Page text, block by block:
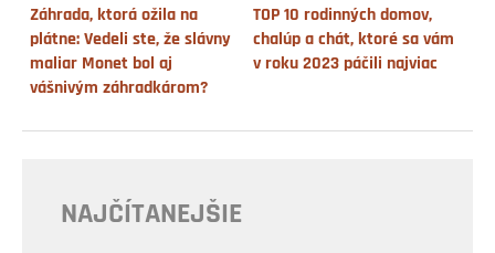
Záhrada, ktorá ožila na
plátne: Vedeli ste, že slávny
maliar Monet bol aj
vášnivým záhradkárom?
TOP 10 rodinných domov,
chalúp a chát, ktoré sa vám
v roku 2023 páčili najviac
NAJČÍTANEJŠIE